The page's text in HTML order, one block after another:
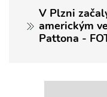
V Plzni
americkým
Pattona -